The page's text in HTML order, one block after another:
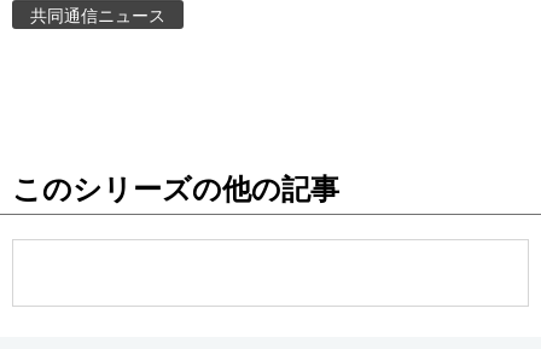
東京
共同通信ニュース
このシリーズの他の記事